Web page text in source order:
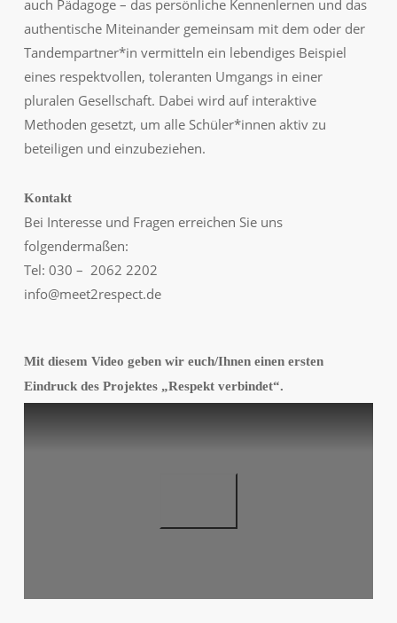
auch Pädagoge – das persönliche Kennenlernen und das
authentische Miteinander gemeinsam mit dem oder der
Tandempartner*in vermitteln ein lebendiges Beispiel
eines respektvollen, toleranten Umgangs in einer
pluralen Gesellschaft. Dabei wird auf interaktive
Methoden gesetzt, um alle Schüler*innen aktiv zu
beteiligen und einzubeziehen.
Kontakt
Bei Interesse und Fragen erreichen Sie uns
folgendermaßen:
Tel: 030 – 2062 2202
info@meet2respect.de
Mit diesem Video geben wir euch/Ihnen einen ersten
Eindruck des Projektes „Respekt verbindet“.